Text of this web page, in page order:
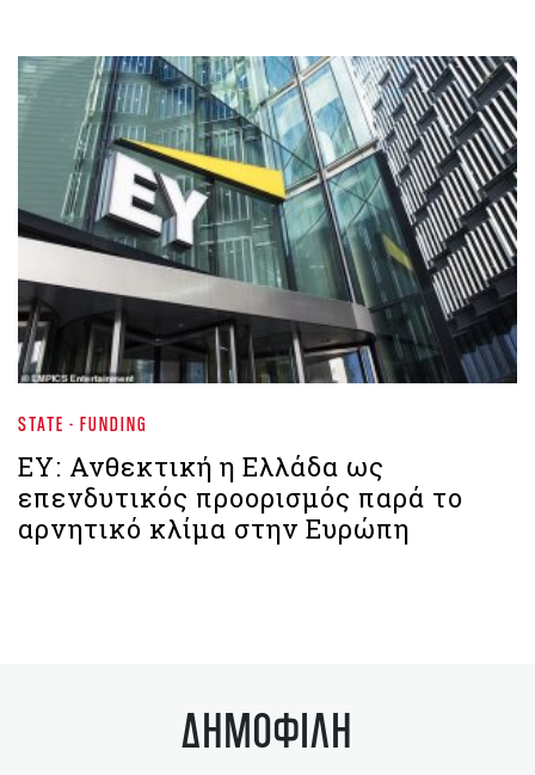
STATE - FUNDING
ΕΥ: Ανθεκτική η Ελλάδα ως
επενδυτικός προορισμός παρά το
αρνητικό κλίμα στην Ευρώπη
ΔΗΜΟΦΙΛΗ